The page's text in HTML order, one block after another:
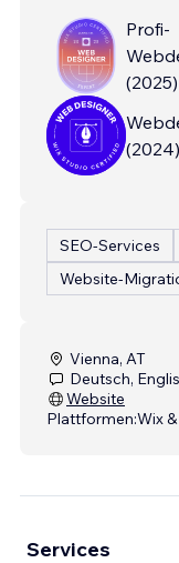
Profi-
(2025)
(2024)
SEO-Services
Website-
Vienna, AT
Deutsch,
Website
Plattformen:Wix
Services